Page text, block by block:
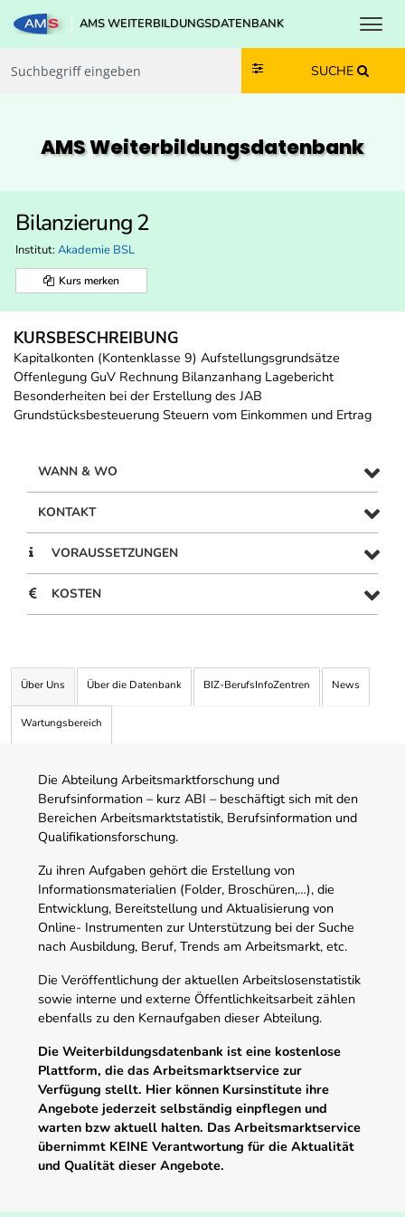
Zum Inhalt springen
Zum Navmenü springen
Zur Suche springen
Zur Footer springen
AMS WEITERBILDUNGSDATENBANK
SUCHE
AMS Weiterbildungs­datenbank
Bilanzierung 2
Institut: Akademie BSL
Kurs merken
KURSBESCHREIBUNG
Kapitalkonten (Kontenklasse 9) Aufstellungsgrundsätze
Offenlegung GuV Rechnung Bilanzanhang Lagebericht
Besonderheiten bei der Erstellung des JAB
Grundstücksbesteuerung Steuern vom Einkommen und Ertrag
WANN & WO
KONTAKT
VORAUSSETZUNGEN
KOSTEN
Über Uns Über die Datenbank BIZ-BerufsInfoZentren News
Wartungsbereich
Die Abteilung Arbeitsmarktforschung und
Berufsinformation – kurz ABI – beschäftigt sich mit den
Bereichen Arbeitsmarktstatistik, Berufsinformation und
Qualifikationsforschung.
Zu ihren Aufgaben gehört die Erstellung von
Informationsmaterialien (Folder, Broschüren,…), die
Entwicklung, Bereitstellung und Aktualisierung von
Online- Instrumenten zur Unterstützung bei der Suche
nach Ausbildung, Beruf, Trends am Arbeitsmarkt, etc.
Die Veröffentlichung der aktuellen Arbeitslosenstatistik
sowie interne und externe Öffentlichkeitsarbeit zählen
ebenfalls zu den Kernaufgaben dieser Abteilung.
Die Weiterbildungsdatenbank ist eine kostenlose
Plattform, die das Arbeitsmarktservice zur
Verfügung stellt. Hier können Kursinstitute ihre
Angebote jederzeit selbständig einpflegen und
warten bzw aktuell halten. Das Arbeitsmarktservice
übernimmt KEINE Verantwortung für die Aktualität
und Qualität dieser Angebote.